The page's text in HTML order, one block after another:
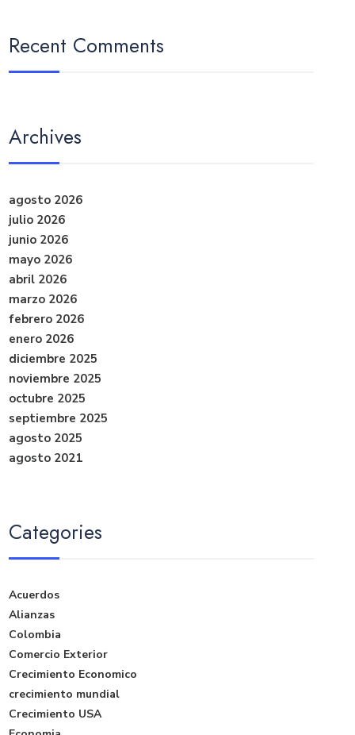
Recent Comments
Archives
agosto 2026
julio 2026
junio 2026
mayo 2026
abril 2026
marzo 2026
febrero 2026
enero 2026
diciembre 2025
noviembre 2025
octubre 2025
septiembre 2025
agosto 2025
agosto 2021
Categories
Acuerdos
Alianzas
Colombia
Comercio Exterior
Crecimiento Economico
crecimiento mundial
Crecimiento USA